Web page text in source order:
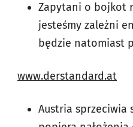
Zapytani o bojkot
jesteśmy zależni
będzie natomiast
www.derstandard.at
Austria sprzeciwia